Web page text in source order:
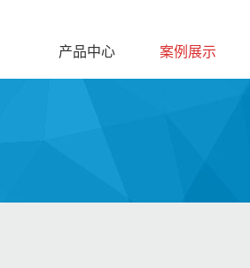
产品中心 案例展示